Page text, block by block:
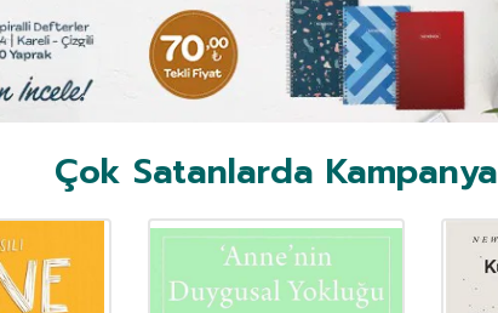
Çok Satanlarda Kampanya